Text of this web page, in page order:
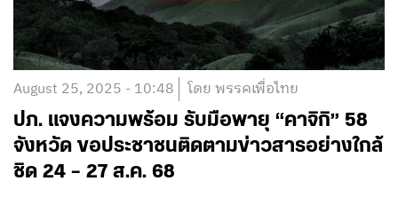
August 25, 2025 - 10:48 โดย พรรคเพื่อไทย
ปภ. แจงความพร้อม รับมือพายุ “คาจิกิ” 58
จังหวัด ขอประชาชนติดตามข่าวสารอย่างใกล้
ชิด 24 – 27 ส.ค. 68